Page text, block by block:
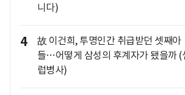
니다)
4
故 이건희, 투명인간 취급받던 셋째아
들…어떻게 삼성의 후계자가 됐을까 (
럽병사)